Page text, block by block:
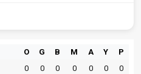
O G B M A Y P
0 0 0 0 0 0 0